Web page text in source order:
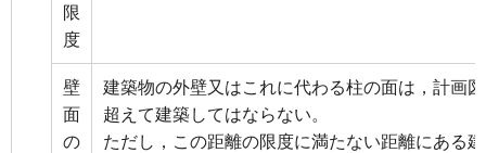
限
度
壁
面
の
建築物の外壁又はこれに代わる柱の面は，計画
超えて建築してはならない。
ただし，この距離の限度に満たない距離にある